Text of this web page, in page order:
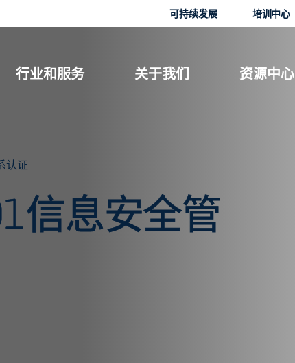
行业和服务 关于我们 资源中心
可持续发展 培训中心
认证
信息安全管